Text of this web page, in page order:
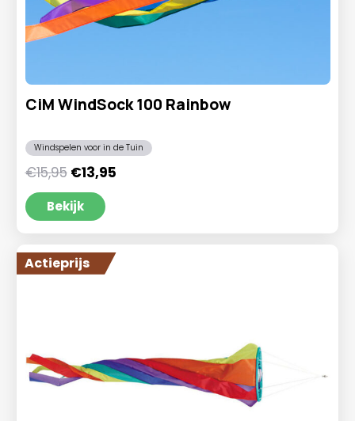
CiM WindSock 100 Rainbow
Windspelen voor in de Tuin
€15,95 Oorspronkelijke
prijs
was:
€15,95.
€13,95Huidige
Bekijk
Actieprijs